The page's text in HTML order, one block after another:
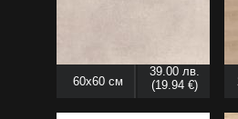
60x60 см
39.00 лв.
(19.94 €)